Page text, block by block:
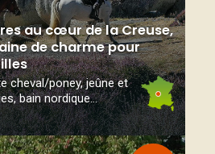
au cœur de la Creuse,
de charme pour
cheval/poney, jeûne et
bain nordique...